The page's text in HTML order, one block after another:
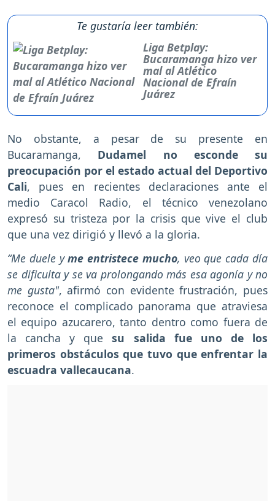
Te gustaría leer también:
Liga Betplay:
Bucaramanga hizo ver
mal al Atlético
Nacional de Efraín
Juárez
No obstante, a pesar de su presente en
Bucaramanga, Dudamel no esconde su
preocupación por el estado actual del Deportivo
Cali, pues en recientes declaraciones ante el
medio Caracol Radio, el técnico venezolano
expresó su tristeza por la crisis que vive el club
que una vez dirigió y llevó a la gloria.
“Me duele yme entristece mucho, veo que cada día
se dificulta y se va prolongando más esa agonía y no
me gusta", afirmó con evidente frustración, pues
reconoce el complicado panorama que atraviesa
el equipo azucarero, tanto dentro como fuera de
la cancha y que su salida fue uno de los
primeros obstáculos que tuvo que enfrentar la
escuadra vallecaucana.